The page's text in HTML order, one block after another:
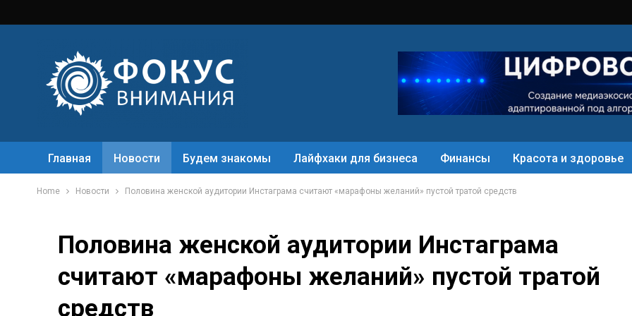
Главная Новости Будем знакомы Лайфхаки для бизнеса Финансы Красота и здоровье
Home Новости Половина женской аудитории Инстаграма считают «марафоны желаний» пустой тратой средств
Половина женской аудитории Инстаграма
считают «марафоны желаний» пустой тратой
средств